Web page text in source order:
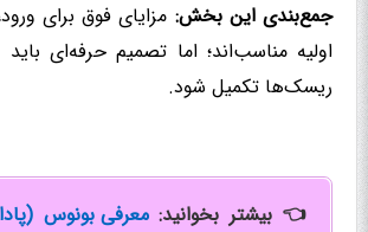
جمع‌بندی این بخش: مزایای فوق برای
اولیه مناسب‌اند؛ اما تصمیم حرفه‌ای
ریسک‌ها تکمیل شود.
👈 بیشتر بخوانید:معرفی بونوس